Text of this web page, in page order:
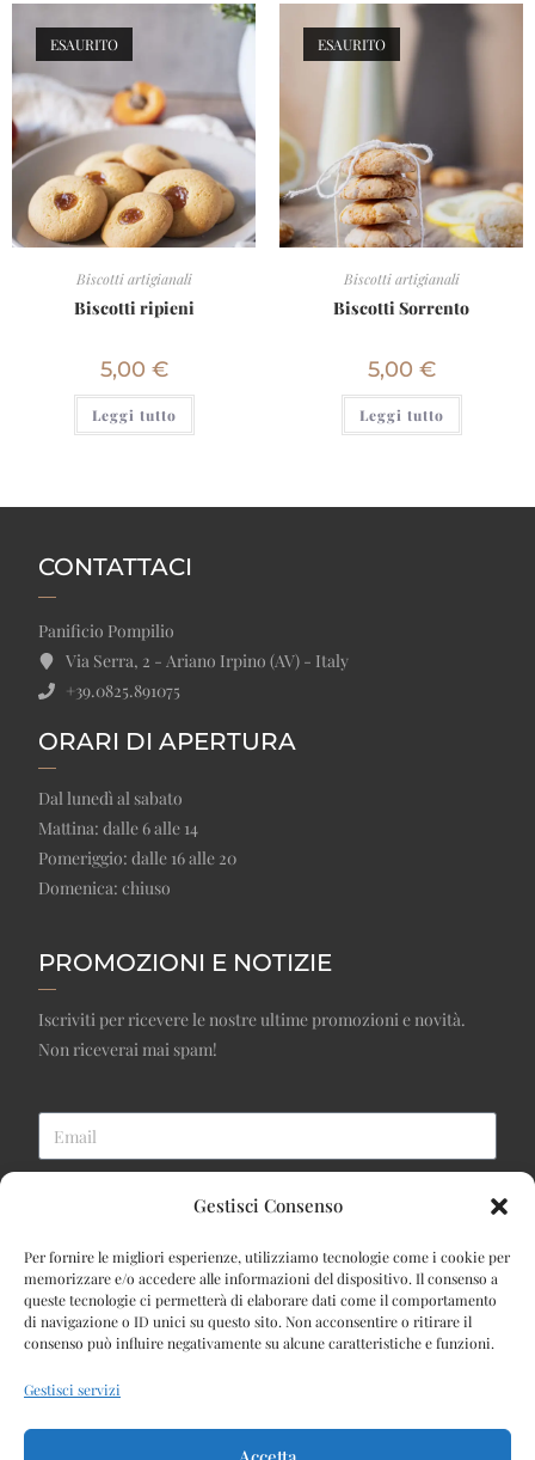
Gestisci Consenso
Per fornire le migliori esperienze, utilizziamo tecnologie come i cookie per
memorizzare e/o accedere alle informazioni del dispositivo. Il consenso a
queste tecnologie ci permetterà di elaborare dati come il comportamento
di navigazione o ID unici su questo sito. Non acconsentire o ritirare il
consenso può influire negativamente su alcune caratteristiche e funzioni.
Gestisci servizi
ESAURITO
Biscotti artigianali
Biscotti ripieni
5,00 €
Leggi tutto
ESAURITO
Biscotti artigianali
Biscotti Sorrento
5,00 €
Leggi tutto
CONTATTACI
Panificio Pompilio
Via Serra, 2 - Ariano Irpino (AV) - Italy
+39.0825.891075
ORARI DI APERTURA
Dal lunedì al sabato
Mattina: dalle 6 alle 14
Pomeriggio: dalle 16 alle 20
Domenica: chiuso
PROMOZIONI E NOTIZIE
Iscriviti per ricevere le nostre ultime promozioni e novità.
Non riceverai mai spam!
ISCRIVITI ALLA NEWSLETTER
INFORMAZIONI
CONTATTI
CHI SIAMO
TEMPI E SPESE DI SPEDIZIONE